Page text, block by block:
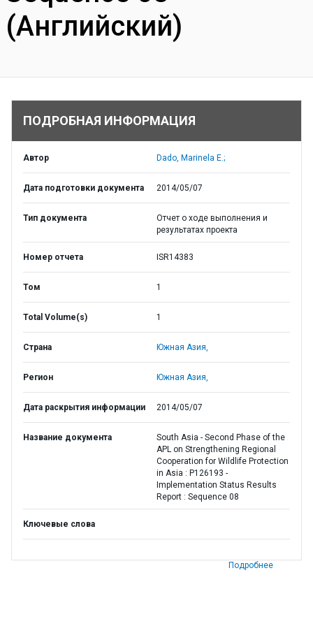
(Английский)
ПОДРОБНАЯ ИНФОРМАЦИЯ
Автор Dado, Marinela E.;
Дата подготовки документа 2014/05/07
Тип документа
Отчет о ходе выполнения и
результатах проекта
Номер отчета ISR14383
Том 1
Total Volume(s) 1
Страна Южная Азия,
Регион Южная Азия,
Дата раскрытия информации 2014/05/07
Название документа
South Asia - Second Phase of the
APL on Strengthening Regional
Cooperation for Wildlife Protection
in Asia : P126193 -
Implementation Status Results
Report : Sequence 08
Ключевые слова
Подробнее